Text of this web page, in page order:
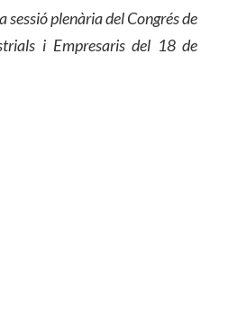
sessió plenària del Congrés de
i Empresaris del 18 de